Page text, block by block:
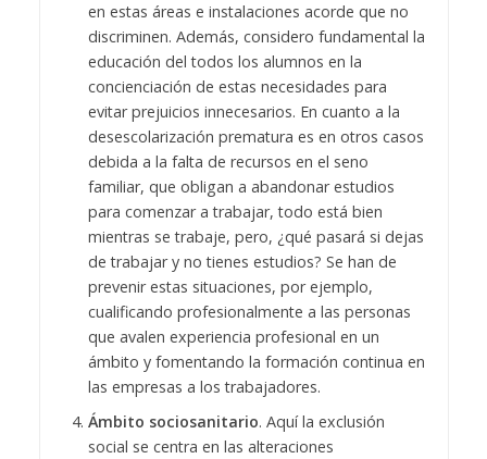
en estas áreas e instalaciones acorde que no
discriminen. Además, considero fundamental la
educación del todos los alumnos en la
concienciación de estas necesidades para
evitar prejuicios innecesarios. En cuanto a la
desescolarización prematura es en otros casos
debida a la falta de recursos en el seno
familiar, que obligan a abandonar estudios
para comenzar a trabajar, todo está bien
mientras se trabaje, pero, ¿qué pasará si dejas
de trabajar y no tienes estudios? Se han de
prevenir estas situaciones, por ejemplo,
cualificando profesionalmente a las personas
que avalen experiencia profesional en un
ámbito y fomentando la formación continua en
las empresas a los trabajadores.
Ámbito sociosanitario. Aquí la exclusión
social se centra en las alteraciones